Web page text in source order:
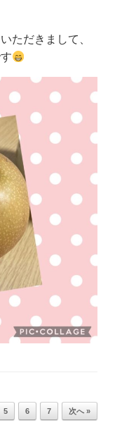
ただきまして、
5 6 7 次へ »